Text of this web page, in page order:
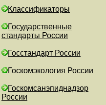
Классификаторы
Государственные
стандарты России
Госстандарт России
Госкомэкология России
Госкомсанэпиднадзор
России